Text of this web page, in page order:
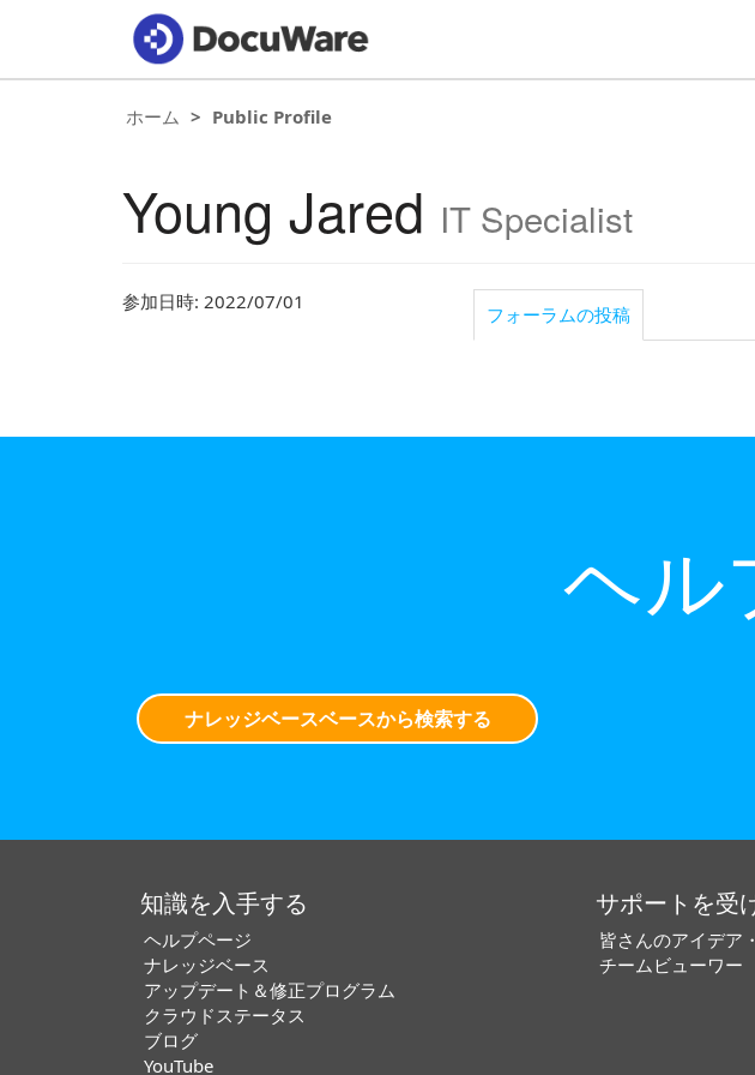
ホーム Public Profile
Young Jared IT Specialist
参加日時: 2022/07/01
フォーラムの投稿
ヘル
ナレッジベースベースから検索する
知識を入手する
ヘルプページ
ナレッジベース
アップデート＆修正プログラム
クラウドステータス
ブログ
YouTube
サポートを受
皆さんのアイデア
チームビューワー